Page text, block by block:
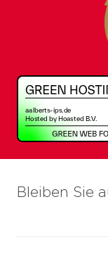
Bleiben Sie